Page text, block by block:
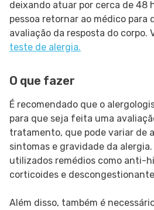
deixando atuar por cerca de 48
pessoa retornar ao médico para
avaliação da resposta do corpo.
teste de alergia.
O que fazer
É recomendado que o
para que seja feita uma
tratamento, que pode variar de
sintomas e gravidade da alergia.
utilizados remédios como anti-
corticoides e
Além disso, também é